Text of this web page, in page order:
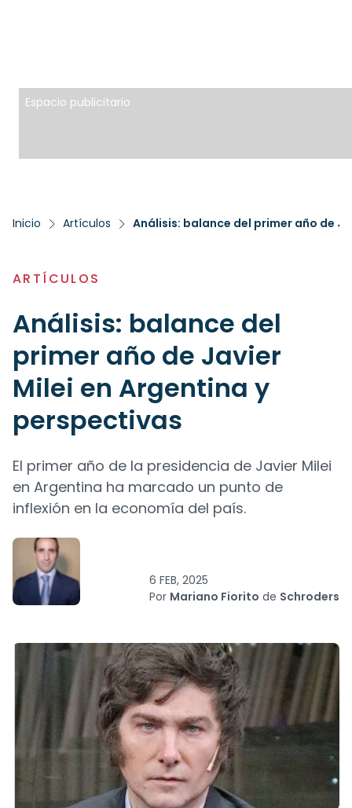
Espacio publicitario
Inicio Artículos Análisis: balance del primer año de
ARTÍCULOS
Análisis: balance del
primer año de Javier
Milei en Argentina y
perspectivas
El primer año de la presidencia de Javier Milei
en Argentina ha marcado un punto de
inflexión en la economía del país.
6 FEB, 2025
Por Mariano Fiorito de Schroders